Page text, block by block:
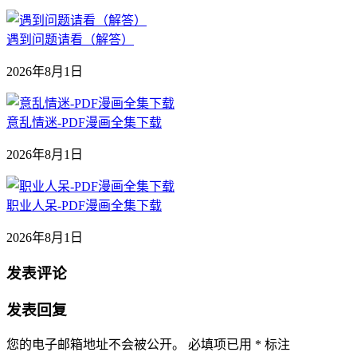
遇到问题请看（解答）
2026年8月1日
意乱情迷-PDF漫画全集下载
2026年8月1日
职业人呆-PDF漫画全集下载
2026年8月1日
发表评论
发表回复
您的电子邮箱地址不会被公开。 必填项已用 * 标注